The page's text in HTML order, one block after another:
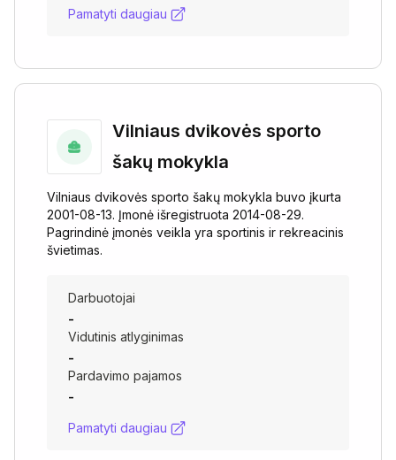
Pamatyti daugiau
Vilniaus dvikovės sporto
šakų mokykla
Vilniaus dvikovės sporto šakų mokykla buvo įkurta
2001-08-13. Įmonė išregistruota 2014-08-29.
Pagrindinė įmonės veikla yra sportinis ir rekreacinis
švietimas.
Darbuotojai
-
Vidutinis atlyginimas
-
Pardavimo pajamos
-
Pamatyti daugiau